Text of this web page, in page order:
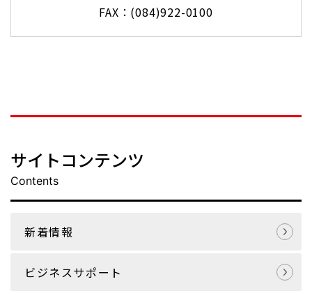
FAX：(084)922-0100
サイトコンテンツ
Contents
新着情報
ビジネスサポート